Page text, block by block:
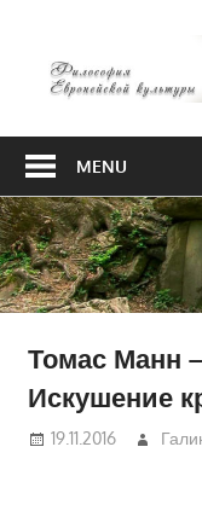
content
Европейской
MENU
Томас Манн
Искушение
19.11.2016